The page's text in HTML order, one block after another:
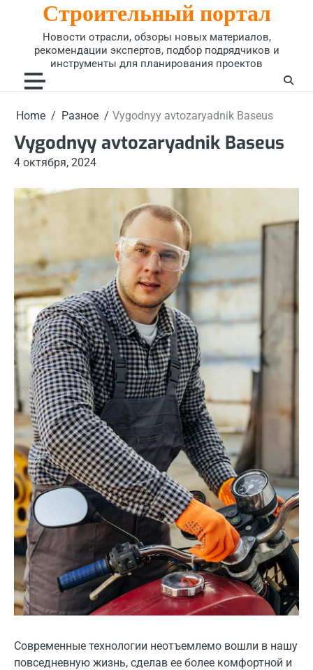
Строительный портал
Новости отрасли, обзоры новых материалов,
рекомендации экспертов, подбор подрядчиков и
инструменты для планирования проектов
Home Разное Vygodnyy avtozaryadnik Baseus
Vygodnyy avtozaryadnik Baseus
4 октября, 2024
Современные технологии неотъемлемо вошли в нашу
повседневную жизнь, сделав ее более комфортной и